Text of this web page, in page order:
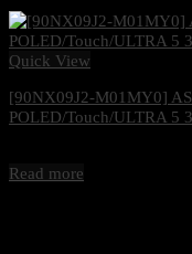
Quick View
[90NX09J2-M01MY0]
POLED/Touch/ULTRA 5
Read more